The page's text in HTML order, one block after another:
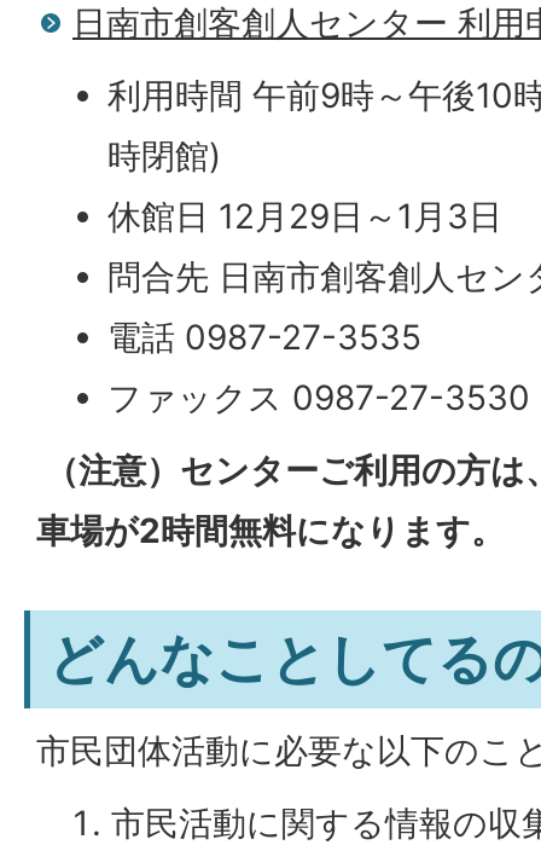
日南市創客創人センター 利用
利用時間 午前9時～午後10
時閉館)
休館日 12月29日～1月3日
問合先 日南市創客創人セン
電話 0987-27-3535
ファックス 0987-27-3530
（注意）センターご利用の方
車場が2時間無料になります。
どんなことしてる
市民団体活動に必要な以下のこ
市民活動に関する情報の収